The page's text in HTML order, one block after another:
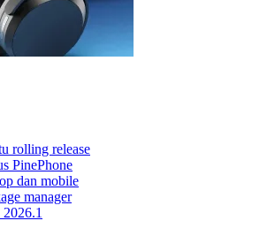
rolling release
PinePhone
dan mobile
manager